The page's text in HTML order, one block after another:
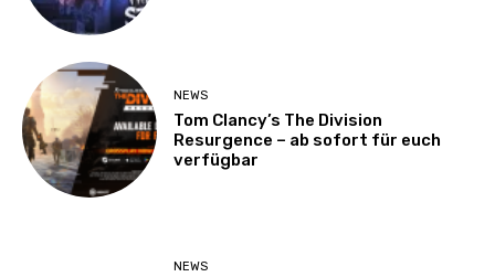
NEWS
Tom Clancy’s The Division
Resurgence – ab sofort für euch
verfügbar
NEWS